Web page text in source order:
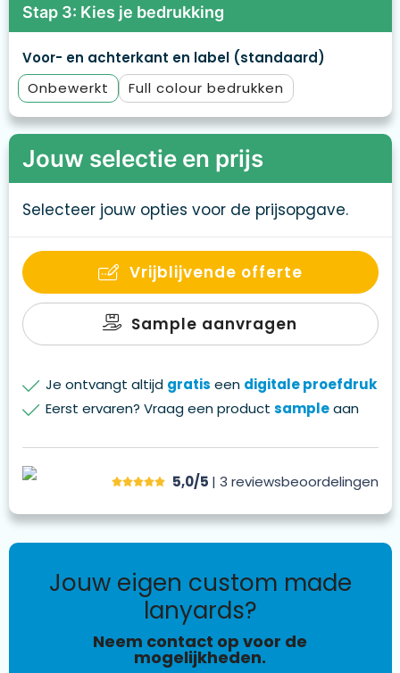
Stap 3: Kies je bedrukking
Voor- en achterkant en label (standaard)
Onbewerkt
Full colour
Jouw selectie en prijs
Selecteer jouw opties voor de prijsopgave.
Vrijblijvende offerte
Sample aanvragen
Je ontvangt altijd gratis een digitale proefdruk
Eerst ervaren? Vraag een product sampleaan
5,0/5 | 3 reviewsbeoordelingen
jouw eigen custom made
lanyards?
Neem contact op voor de
mogelijkheden.